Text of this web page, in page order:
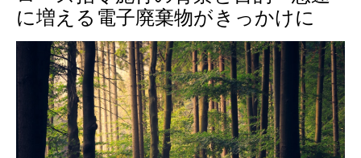
に増える電子廃棄物がきっかけに